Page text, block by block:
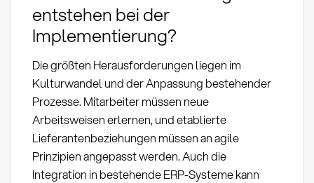
entstehen bei der
Implementierung?
Die größten Herausforderungen liegen im
Kulturwandel und der Anpassung bestehender
Prozesse. Mitarbeiter müssen neue
Arbeitsweisen erlernen, und etablierte
Lieferantenbeziehungen müssen an agile
Prinzipien angepasst werden. Auch die
Integration in bestehende ERP-Systeme kann